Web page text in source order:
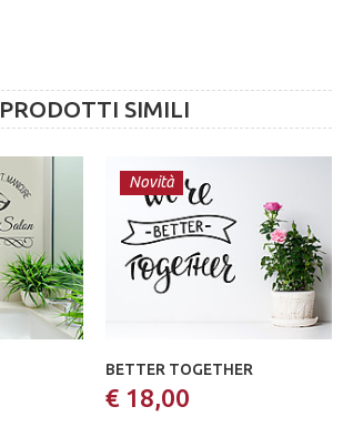
PRODOTTI SIMILI
Novità
BETTER TOGETHER
€ 18,00